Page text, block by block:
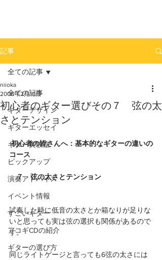
記事
全ての記事
ギターデザイン
ギターエッセイ
ギター実験室
ピックアップ
演奏アドバイス
イベント情報
すごいギター
アコギCDの紹介
ギターの選び方
全ての記事
初心者のギター選びその７ 弦の太
さとテンション
niioka
2006年2月19日
初心者の皆さんへ：基本的なギターの違いの
コース
７　弦の太さとテンション
試奏した時に低音の太さとか箱なりが足りな
いと思っても実は弦の選択も関係があるので
す。
同じライトゲージと言っても6弦の太さには